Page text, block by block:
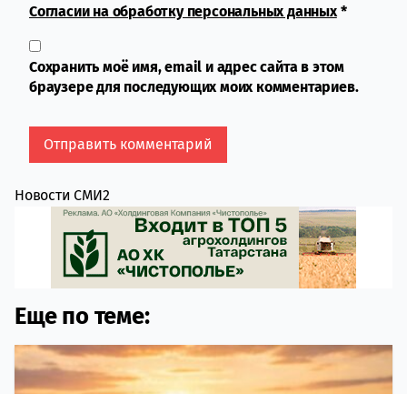
Согласии на обработку персональных данных*
Сохранить моё имя, email и адрес сайта в этом
браузере для последующих моих комментариев.
Новости СМИ2
Еще по теме: